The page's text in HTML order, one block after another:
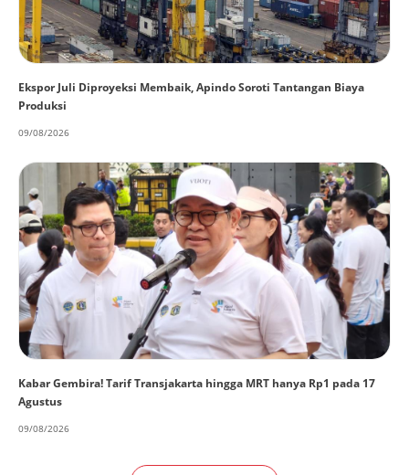
Ekspor Juli Diproyeksi Membaik, Apindo Soroti Tantangan Biaya
Produksi
09/08/2026
Kabar Gembira! Tarif Transjakarta hingga MRT hanya Rp1 pada 17
Agustus
09/08/2026